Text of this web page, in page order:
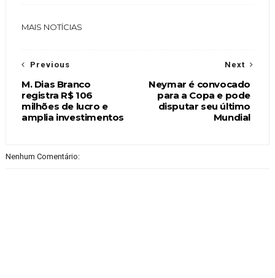
MAIS NOTÍCIAS
Next
Neymar é convocado
para a Copa e pode
disputar seu último
Mundial
Previous
M. Dias Branco
registra R$ 106
milhões de lucro e
amplia investimentos
Nenhum Comentário: